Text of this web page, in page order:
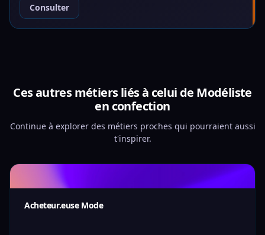
Consulter
Ces autres métiers liés à celui de Modéliste
en confection
Continue à explorer des métiers proches qui pourraient aussi
t'inspirer.
Acheteur.euse Mode